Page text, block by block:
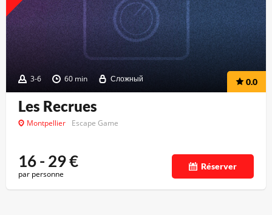
3-6 60 min Сложный 0.0
Les Recrues
Montpellier Escape Game
16 - 29€
par personne
Réserver